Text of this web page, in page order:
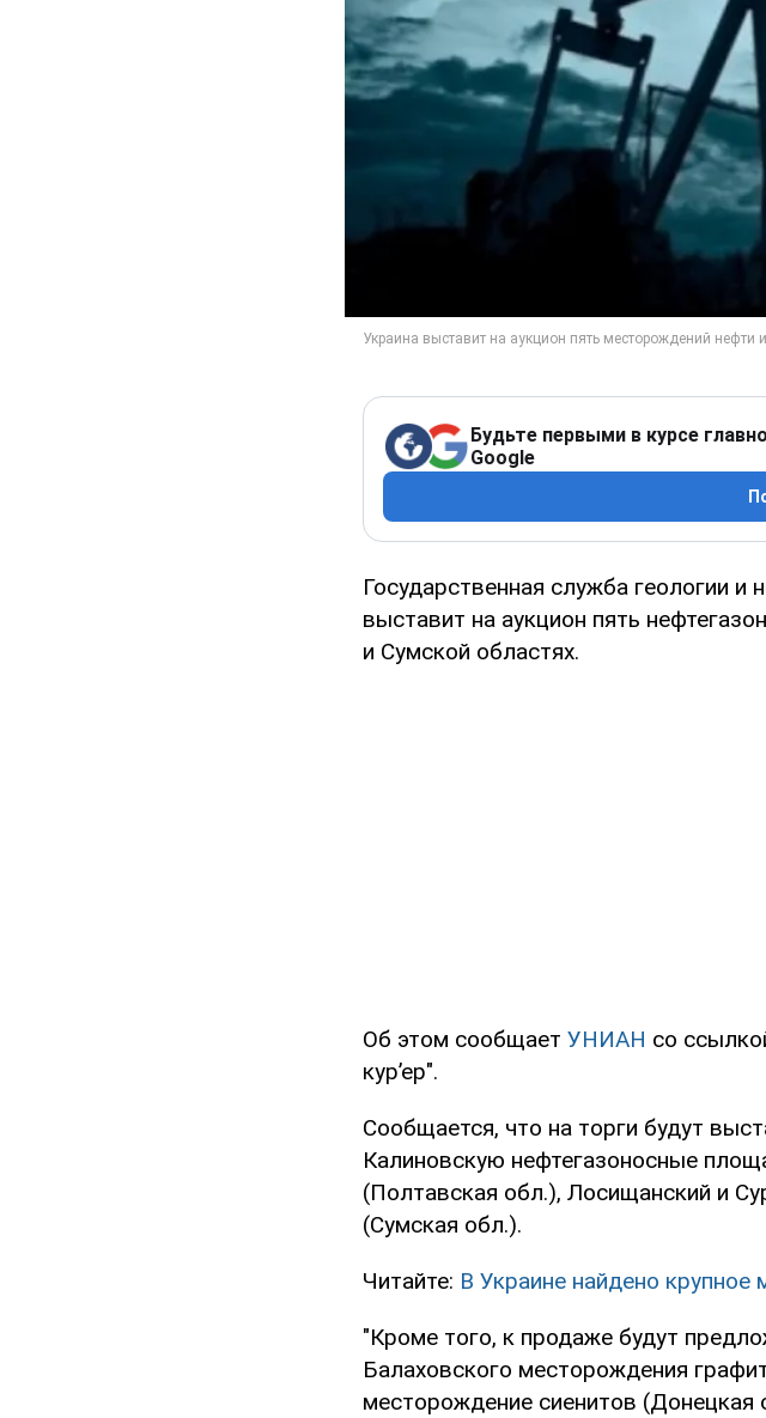
Будьте первыми в курсе
Google
Государственная служба геологии
выставит на аукцион пять
и Сумской областях.
Об этом сообщает УНИАН со
кур’ер".
Сообщается, что на торги будут
Калиновскую нефтегазоносные
(Полтавская обл.), Лосищанский и
(Сумская обл.).
Читайте: В Украине найдено крупное
"Кроме того, к продаже будут
Балаховского месторождения
месторождение сиенитов